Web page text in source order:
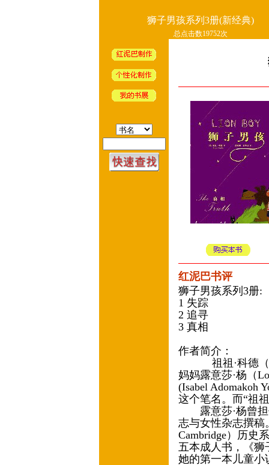
狮子男孩系列3册(新经典)
总点击数19752次
红泥巴书评
狮子男孩系列3册:
1 失踪
2 追寻
3 真相
作者简介：
祖祖·科德（
妈妈露意莎·杨（
(Isabel Adomakoh
这个笔名。而“祖
露意莎·杨曾担
志与女性杂志撰稿
Cambridge）历史
五本成人书，《狮
她的第一本儿童